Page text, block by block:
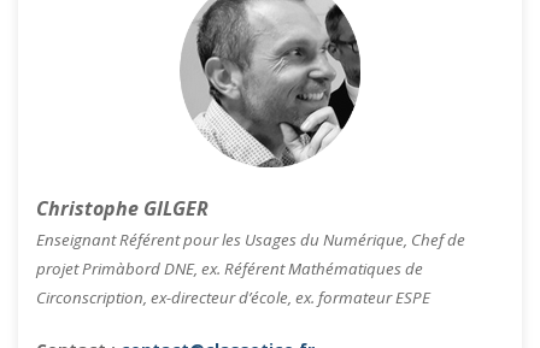
Christophe GILGER
Enseignant Référent pour les Usages du Numérique, Chef de
projet Primàbord DNE, ex. Référent Mathématiques de
Circonscription, ex-directeur d’école, ex. formateur ESPE